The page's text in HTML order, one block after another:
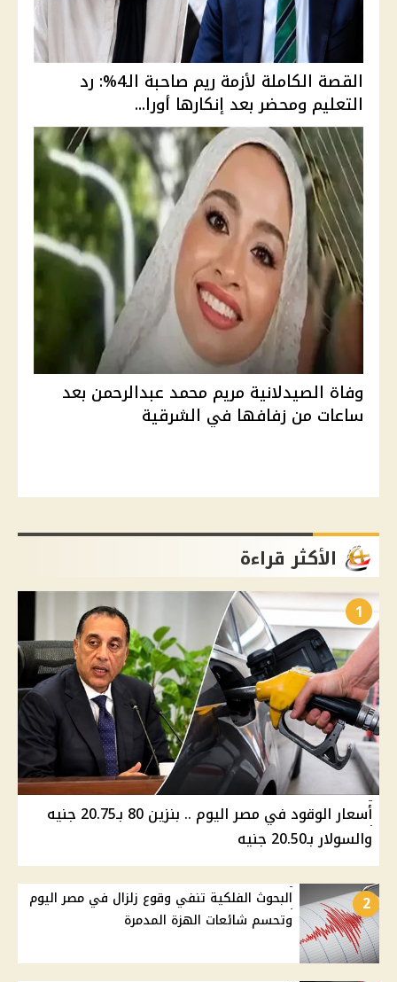
القصة الكاملة لأزمة ريم صاحبة الـ4%: رد
التعليم ومحضر بعد إنكارها أورا...
وفاة الصيدلانية مريم محمد عبدالرحمن بعد
ساعات من زفافها في الشرقية
الأكثر قراءة
1
أسعار الوقود في مصر اليوم .. بنزين 80 بـ20.75 جنيه
والسولار بـ20.50 جنيه
2
البحوث الفلكية تنفي وقوع زلزال في مصر اليوم
وتحسم شائعات الهزة المدمرة